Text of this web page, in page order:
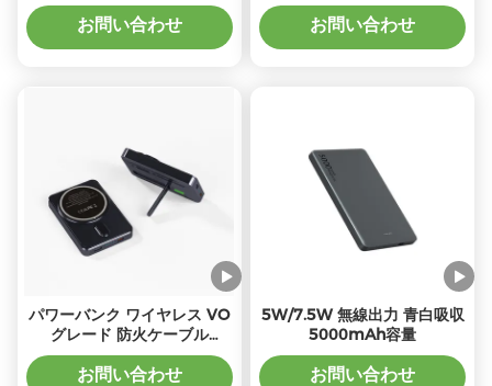
リマー電池タイプ
お問い合わせ
ット パワーバンク
お問い合わせ
パワーバンク ワイヤレス VO
グレード 防火ケーブル
5000mAh 容量で無料充電
お問い合わせ
5W/7.5W 無線出力 青白吸収
5000mAh容量
お問い合わせ